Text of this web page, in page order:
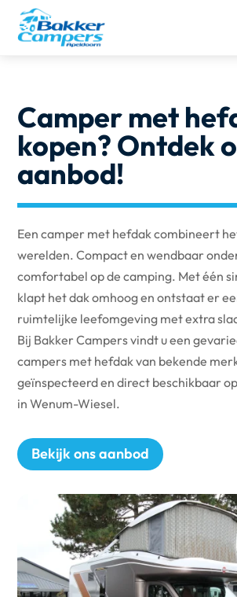
Camper met
kopen? Ontdek
aanbod!
Een camper met hefdak combineert
werelden. Compact en wendbaar
comfortabel op de camping. Met één
klapt het dak omhoog en ontstaat er
ruimtelijke leefomgeving met extra
Bij Bakker Campers vindt u een
campers met hefdak van bekende
geïnspecteerd en direct beschikbaar
in Wenum-Wiesel.
Bekijk ons aanbod